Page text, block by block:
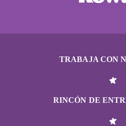
TRABAJA CON
RINCÓN DE